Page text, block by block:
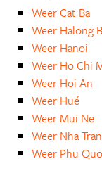
Weer Cat Ba
Weer Halong
Weer Hanoi
Weer Ho Chi
Weer Hoi An
Weer Hué
Weer Mui Ne
Weer Nha
Weer Phu